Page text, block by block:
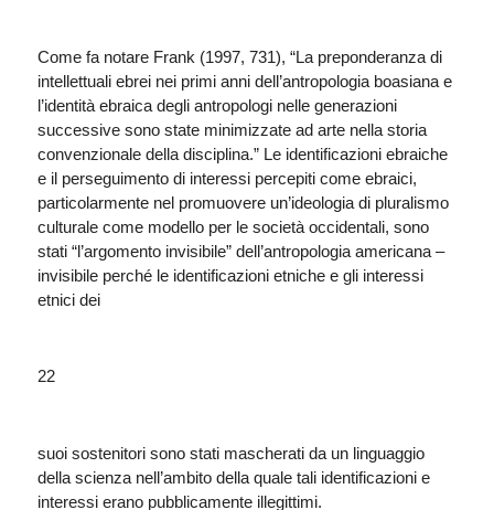
Come fa notare Frank (1997, 731), “La preponderanza di
intellettuali ebrei nei primi anni dell’antropologia boasiana e
l’identità ebraica degli antropologi nelle generazioni
successive sono state minimizzate ad arte nella storia
convenzionale della disciplina.” Le identificazioni ebraiche
e il perseguimento di interessi percepiti come ebraici,
particolarmente nel promuovere un’ideologia di pluralismo
culturale come modello per le società occidentali, sono
stati “l’argomento invisibile” dell’antropologia americana –
invisibile perché le identificazioni etniche e gli interessi
etnici dei
22
suoi sostenitori sono stati mascherati da un linguaggio
della scienza nell’ambito della quale tali identificazioni e
interessi erano pubblicamente illegittimi.